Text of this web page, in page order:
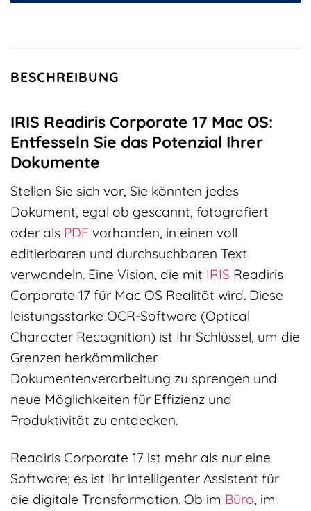
BESCHREIBUNG
IRIS Readiris Corporate 17 Mac OS:
Entfesseln Sie das Potenzial Ihrer
Dokumente
Stellen Sie sich vor, Sie könnten jedes
Dokument, egal ob gescannt, fotografiert
oder als PDF vorhanden, in einen voll
editierbaren und durchsuchbaren Text
verwandeln. Eine Vision, die mit IRIS Readiris
Corporate 17 für Mac OS Realität wird. Diese
leistungsstarke OCR-Software (Optical
Character Recognition) ist Ihr Schlüssel, um die
Grenzen herkömmlicher
Dokumentenverarbeitung zu sprengen und
neue Möglichkeiten für Effizienz und
Produktivität zu entdecken.
Readiris Corporate 17 ist mehr als nur eine
Software; es ist Ihr intelligenter Assistent für
die digitale Transformation. Ob im Büro, im